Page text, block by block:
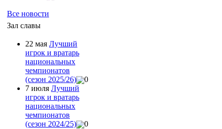
Все новости
Зал славы
22 мая Лучший
игрок и вратарь
национальных
чемпионатов
(сезон 2025/26)
0
7 июля Лучший
игрок и вратарь
национальных
чемпионатов
(сезон 2024/25)
0